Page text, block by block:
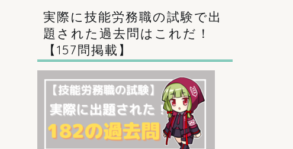
実際に技能労務職の試験で出
題された過去問はこれだ！
【157問掲載】